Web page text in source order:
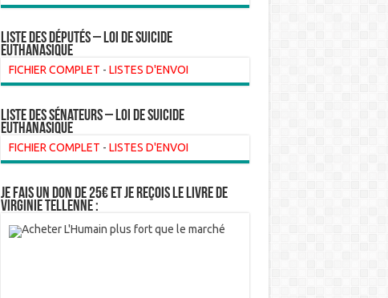
Liste des Députés – Loi de suicide
euthanasique
FICHIER COMPLET - LISTES D'ENVOI
liste des sénateurs – loi de suicide
euthanasique
FICHIER COMPLET - LISTES D'ENVOI
Je fais un don de 25€ et je reçois le livre de
Virginie Tellenne :